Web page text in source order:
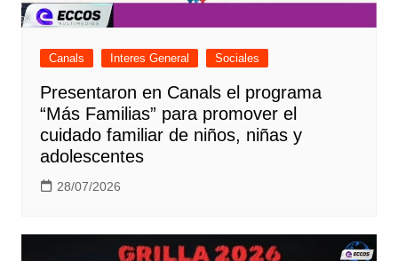
Canals Interes General Sociales
Presentaron en Canals el programa
“Más Familias” para promover el
cuidado familiar de niños, niñas y
adolescentes
28/07/2026